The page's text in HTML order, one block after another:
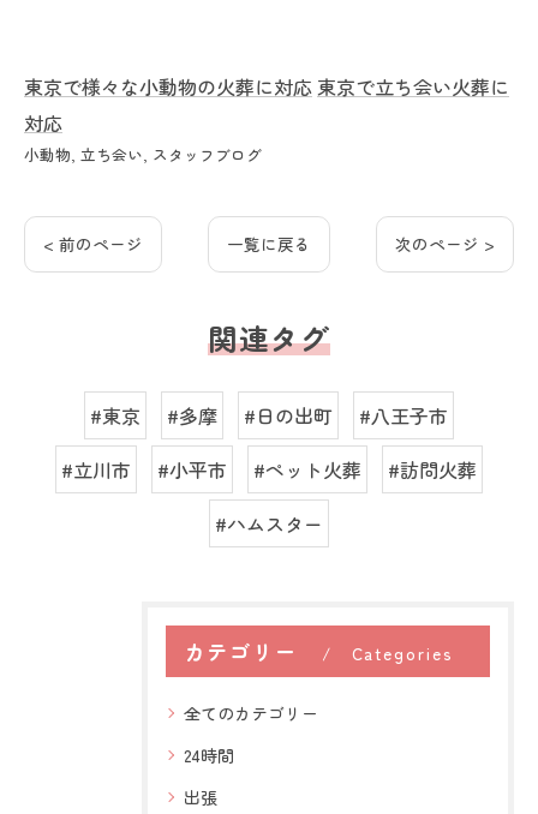
東京で様々な小動物の火葬に対応東京で立ち会い火葬に
対応
小動物 立ち会い スタッフブログ
< 前のページ 一覧に戻る 次のページ >
関連タグ
#東京 #多摩 #日の出町
#八王子市
#立川市
#小平市 #ペット火葬
#訪問火葬
#ハムスター
カテゴリー Categories
全てのカテゴリー
24時間
出張